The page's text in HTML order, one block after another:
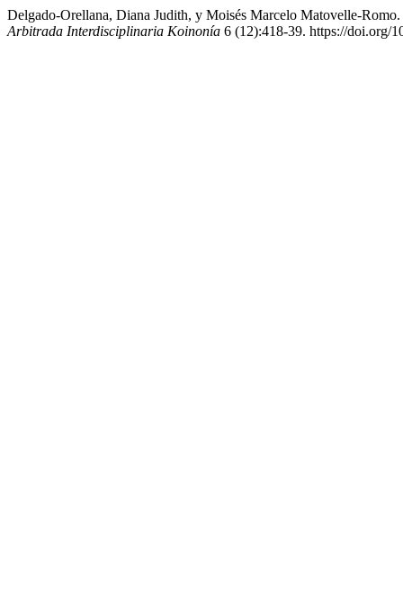
Delgado-Orellana, Diana Judith, y Moisés Marcelo Matovelle-
Arbitrada Interdisciplinaria Koinonía 6 (12):418-39. https://doi.org/